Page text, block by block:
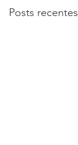
Posts recentes